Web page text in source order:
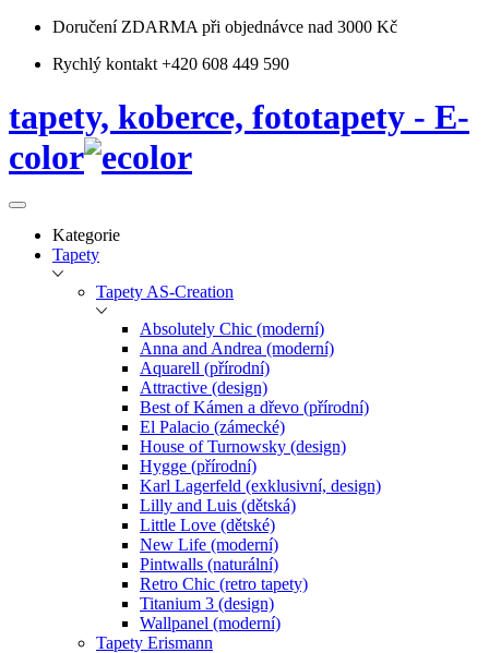
Doručení ZDARMA při objednávce nad 3000 Kč
Rychlý kontakt +420 608 449 590
tapety, koberce, fototapety - E-
color
Kategorie
Tapety
Tapety AS-Creation
Absolutely Chic (moderní)
Anna and Andrea (moderní)
Aquarell (přírodní)
Attractive (design)
Best of Kámen a dřevo (přírodní)
El Palacio (zámecké)
House of Turnowsky (design)
Hygge (přírodní)
Karl Lagerfeld (exklusivní, design)
Lilly and Luis (dětská)
Little Love (dětské)
New Life (moderní)
Pintwalls (naturální)
Retro Chic (retro tapety)
Titanium 3 (design)
Wallpanel (moderní)
Tapety Erismann